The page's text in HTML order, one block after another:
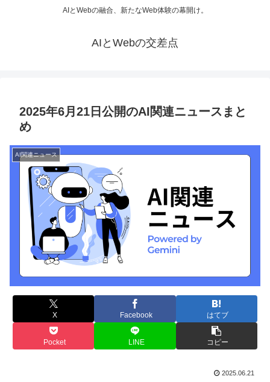
AIとWebの融合、新たなWeb体験の幕開け。
AIとWebの交差点
2025年6月21日公開のAI関連ニュースまと
め
AI関連ニュース
X Facebook はてブ
Pocket LINE コピー
2025.06.21